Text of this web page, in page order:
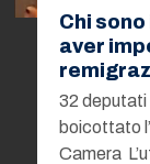
Chi
aver
32 deputati
boicottato
Camera